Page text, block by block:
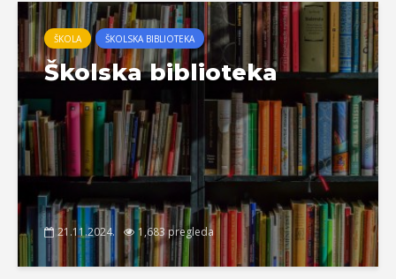
ŠKOLA ŠKOLSKA BIBLIOTEKA
Školska biblioteka
21.11.2024. 1,683 pregleda